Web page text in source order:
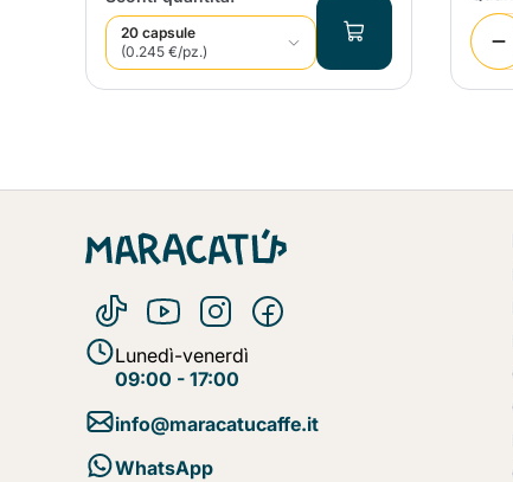
20 capsule
(0.245 €/pz.)
Lunedì-venerdì
09:00 - 17:00
info@maracatucaffe.it
WhatsApp